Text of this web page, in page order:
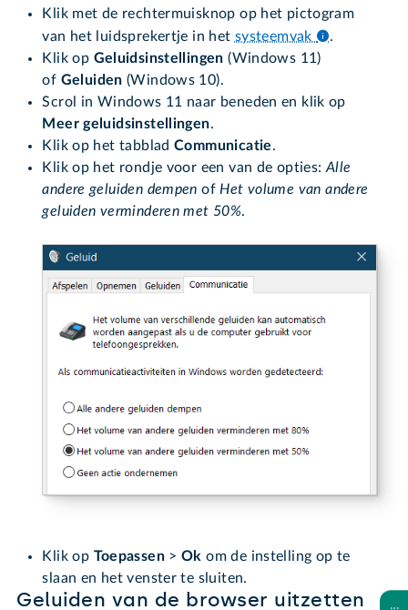
Klik met de rechtermuisknop op het pictogram
van het luidsprekertje in het systeemvak
.
Klik op Geluidsinstellingen (Windows 11)
of Geluiden (Windows 10).
Scrol in Windows 11 naar beneden en klik op
Meer geluidsinstellingen.
Klik op het tabbladCommunicatie.
Klik op het rondje voor een van de opties: Alle
andere geluiden dempen of Het volume van andere
geluiden verminderen met 50%.
Klik op Toepassen > Ok om de instelling op te
slaan en het venster te sluiten.
Geluiden van de browser uitzetten